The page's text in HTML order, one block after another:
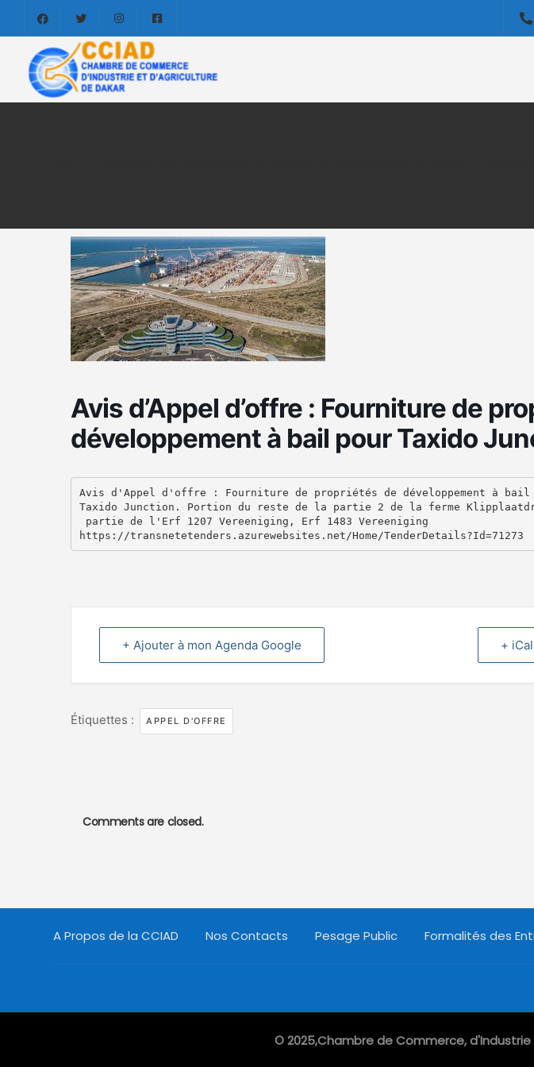
Avis d’Appel d’offre : Fourniture de
développement à bail pour Taxido
Avis d'Appel d'offre : Fourniture de propriétés de développement à bail
Taxido Junction. Portion du reste de la partie 2 de la ferme
partie de l'Erf 1207 Vereeniging, Erf 1483 Vereeniging
+ Ajouter à mon Agenda Google +
Étiquettes : APPEL D'OFFRE
Comments are closed.
A Propos de la CCIAD Nos Contacts Pesage Public Formalités des
© 2025,Chambre de Commerce,